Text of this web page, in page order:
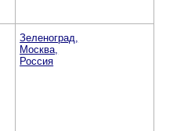
Зеленоград,
Москва,
Россия